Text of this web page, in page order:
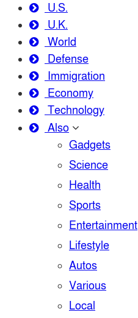
U.S.
U.K.
World
Defense
Immigration
Economy
Technology
Also
Gadgets
Science
Health
Sports
Entertainment
Lifestyle
Autos
Various
Local